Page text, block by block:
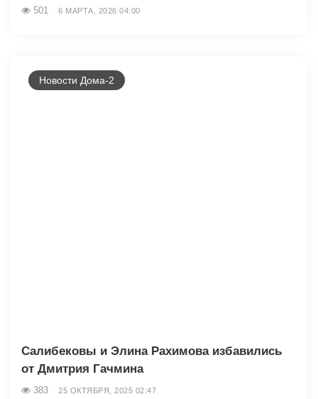
501 6 МАРТА, 2026 04:00
Новости Дома-2
Салибековы и Элина Рахимова избавились
от Дмитрия Гачмина
383 25 ОКТЯБРЯ, 2025 02:47